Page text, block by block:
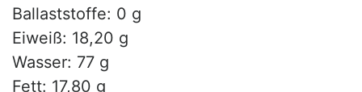
Ballaststoffe: 0 g
Eiweiß: 18,20 g
Wasser: 77 g
Fett: 17,80 g